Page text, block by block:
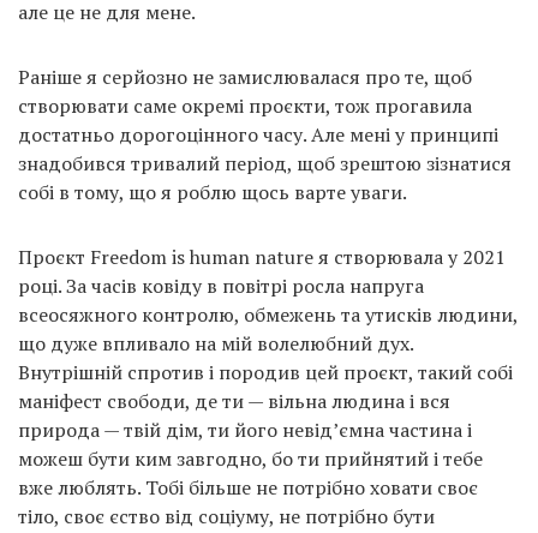
створювати саме окремі проєкти, тож прогавила
достатньо дорогоцінного часу. Але мені у принципі
знадобився тривалий період, щоб зрештою зізнатися
собі в тому, що я роблю щось варте уваги.
році. За часів ковіду в повітрі росла напруга
всеосяжного контролю, обмежень та утисків людини,
що дуже впливало на мій волелюбний дух.
Внутрішній спротив і породив цей проєкт, такий собі
маніфест свободи, де ти — вільна людина і вся
природа — твій дім, ти його невід’ємна частина і
можеш бути ким завгодно, бо ти прийнятий і тебе
вже люблять. Тобі більше не потрібно ховати своє
тіло, своє єство від соціуму, не потрібно бути
відповідним чомусь або комусь, а тільки собою.